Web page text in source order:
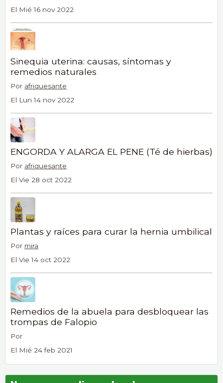
El Mié 16 nov 2022
Sinequia uterina: causas, síntomas y
remedios naturales
Por afriquesante
El Lun 14 nov 2022
ENGORDA Y ALARGA EL PENE (Té de hierbas)
Por afriquesante
El Vie 28 oct 2022
Plantas y raíces para curar la hernia umbilical
Por mira
El Vie 14 oct 2022
Remedios de la abuela para desbloquear las
trompas de Falopio
Por
El Mié 24 feb 2021